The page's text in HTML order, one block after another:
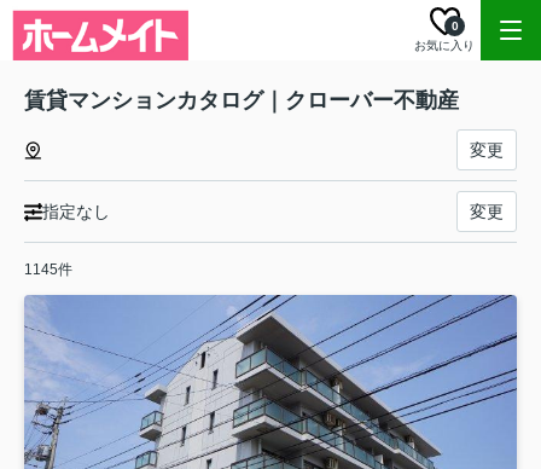
お気に入り
0
賃貸マンションカタログ｜クローバー不動産
変更
指定なし 変更
1145件